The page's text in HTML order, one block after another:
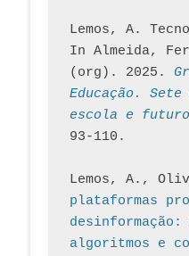
Lemos, A.
In Almeida,
(org). 2025.
Educação.
escola e futuro
93-110.
Lemos, A.,
plataformas
algoritmos e